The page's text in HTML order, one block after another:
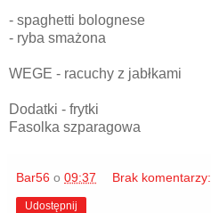
- spaghetti bolognese
- ryba smażona
WEGE - racuchy z jabłkami
Dodatki - frytki
Fasolka szparagowa
Bar56 o 09:37 Brak komentarzy:
Udostępnij